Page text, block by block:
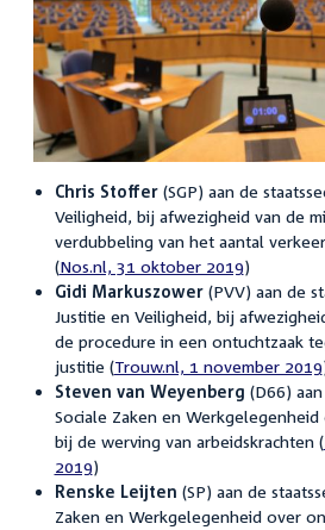
Chris Stoffer(SGP) aan de
Veiligheid, bij afwezigheid van de
verdubbeling van het aantal
(Nos.nl, 31 oktober 2019)
Gidi Markuszower(PVV) aan de
Justitie en Veiligheid, bij
de procedure in een ontuchtzaak
justitie (Trouw.nl, 1 november 2019
Steven van Weyenberg (D66)
Sociale Zaken en Werkgelegenheid
bij de werving van arbeidskrachten (
2019)
Renske Leijten (SP) aan de
Zaken en Werkgelegenheid over